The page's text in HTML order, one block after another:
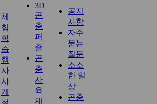
체
험
학
습
행
사
사
계
3D
곤
충
퍼
즐
곤
충
사
육
재
공지
사항
자주
묻는
질문
소소
한 일
상
곤충